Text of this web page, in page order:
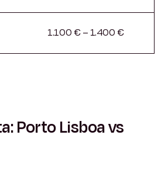
1.100 € – 1.400 €
Porto Lisboa vs